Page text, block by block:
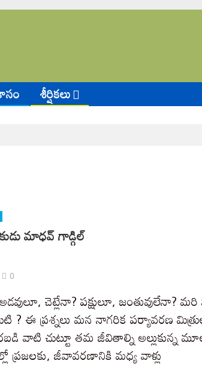
శీర్షికలు
మాధవ్ గాడ్గిల్
0
చెట్లేనా? పక్షులూ, జంతువులేనా?
ఈ ప్రశ్నలు మన నాగరిక పర్యావరణ
వాటి చుట్టూ తమ జీవితాల్ని అల్లుకున్న
ప్రజలకు, జీవావరణానికి మధ్య వాళ్లు